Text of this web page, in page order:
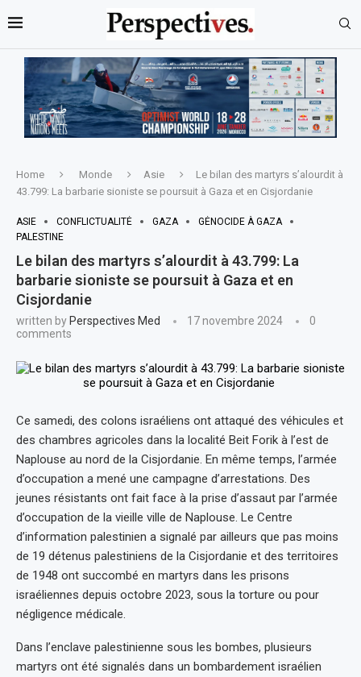
Home Monde Asie
Le bilan des martyrs s’alourdit à
43.799: La barbarie sioniste se poursuit à Gaza et en Cisjordanie
ASIE CONFLICTUALITÉ GAZA
GÉNOCIDE À GAZA
PALESTINE
Le bilan des martyrs s’alourdit à 43.799: La
barbarie sioniste se poursuit à Gaza et en
Cisjordanie
written by Perspectives Med 17 novembre 2024
0
comments
Ce samedi, des colons israéliens ont attaqué des véhicules et
des chambres agricoles dans la localité Beit Forik à l’est de
Naplouse au nord de la Cisjordanie. En même temps, l’armée
d’occupation a mené une campagne d’arrestations. Des
jeunes résistants ont fait face à la prise d’assaut par l’armée
d’occupation de la vieille ville de Naplouse. Le Centre
d’information palestinien a signalé par ailleurs que pas moins
de 19 détenus palestiniens de la Cisjordanie et des territoires
de 1948 ont succombé en martyrs dans les prisons
israéliennes depuis octobre 2023, sous la torture ou pour
négligence médicale.
Dans l’enclave palestinienne sous les bombes, plusieurs
martyrs ont été signalés dans un bombardement israélien